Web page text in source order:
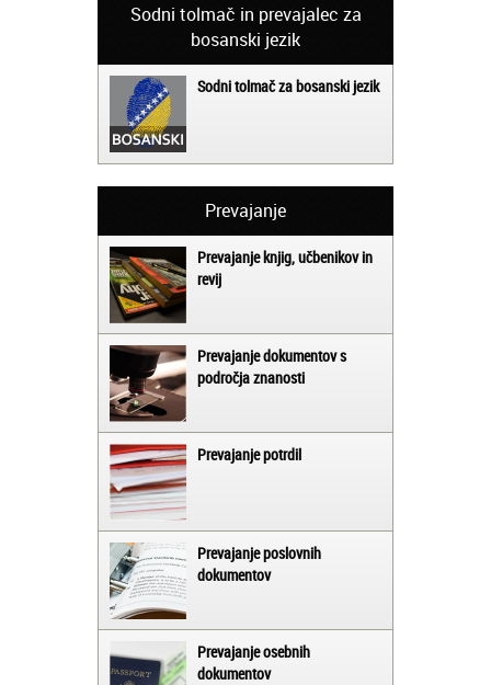
Sodni tolmač in prevajalec za
bosanski jezik
Sodni tolmač za bosanski jezik
Prevajanje
Prevajanje knjig, učbenikov in
revij
Prevajanje dokumentov s
področja znanosti
Prevajanje potrdil
Prevajanje poslovnih
dokumentov
Prevajanje osebnih
dokumentov